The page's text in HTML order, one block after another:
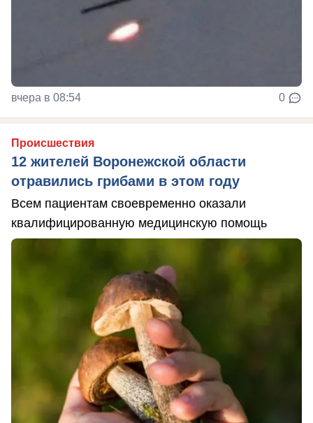
вчера в 08:54 0
Происшествия
12 жителей Воронежской области
отравились грибами в этом году
Всем пациентам своевременно оказали
квалифицированную медицинскую помощь